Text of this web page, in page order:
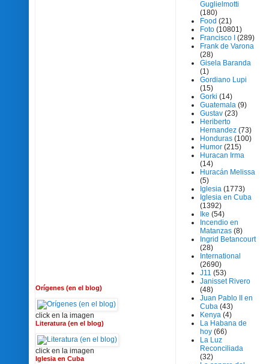
Orígenes (en el blog)
click en la imagen
Literatura (en el blog)
click en la imagen
Iglesia en Cuba
Guglielmotti
(180)
Food (21)
Foto (10801)
Francisco I (289)
Frank de Varona
(28)
Gisela Baranda
(1)
Gordiano Lupi
(15)
Gorki (14)
Guatemala (9)
Gustav (23)
Heriberto
Hernandez (73)
Honduras (100)
Humor (215)
Huracan Irma
(14)
Huracán Melissa
(5)
Iglesia (1773)
Iglesia en Cuba
(1392)
Ike (54)
Incendio en
Matanzas (8)
Ingrid Betancourt
(28)
International
(2690)
J11 (53)
Janisset Rivero
(48)
Juan Pablo II en
Cuba (43)
Kenya (4)
La Habana de
hoy (66)
La Luz
Reconciliada
(32)